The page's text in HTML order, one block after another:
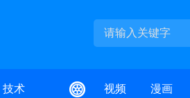
技术 视频 漫画